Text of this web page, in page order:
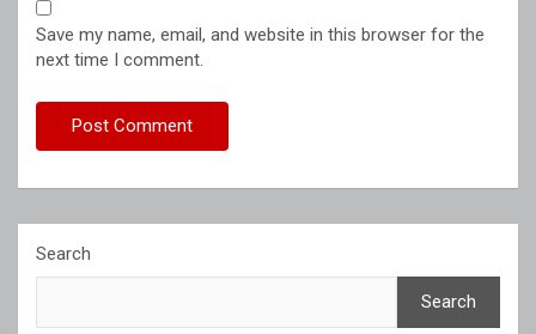
Save my name, email, and website in this browser for the
next time I comment.
Search
Search